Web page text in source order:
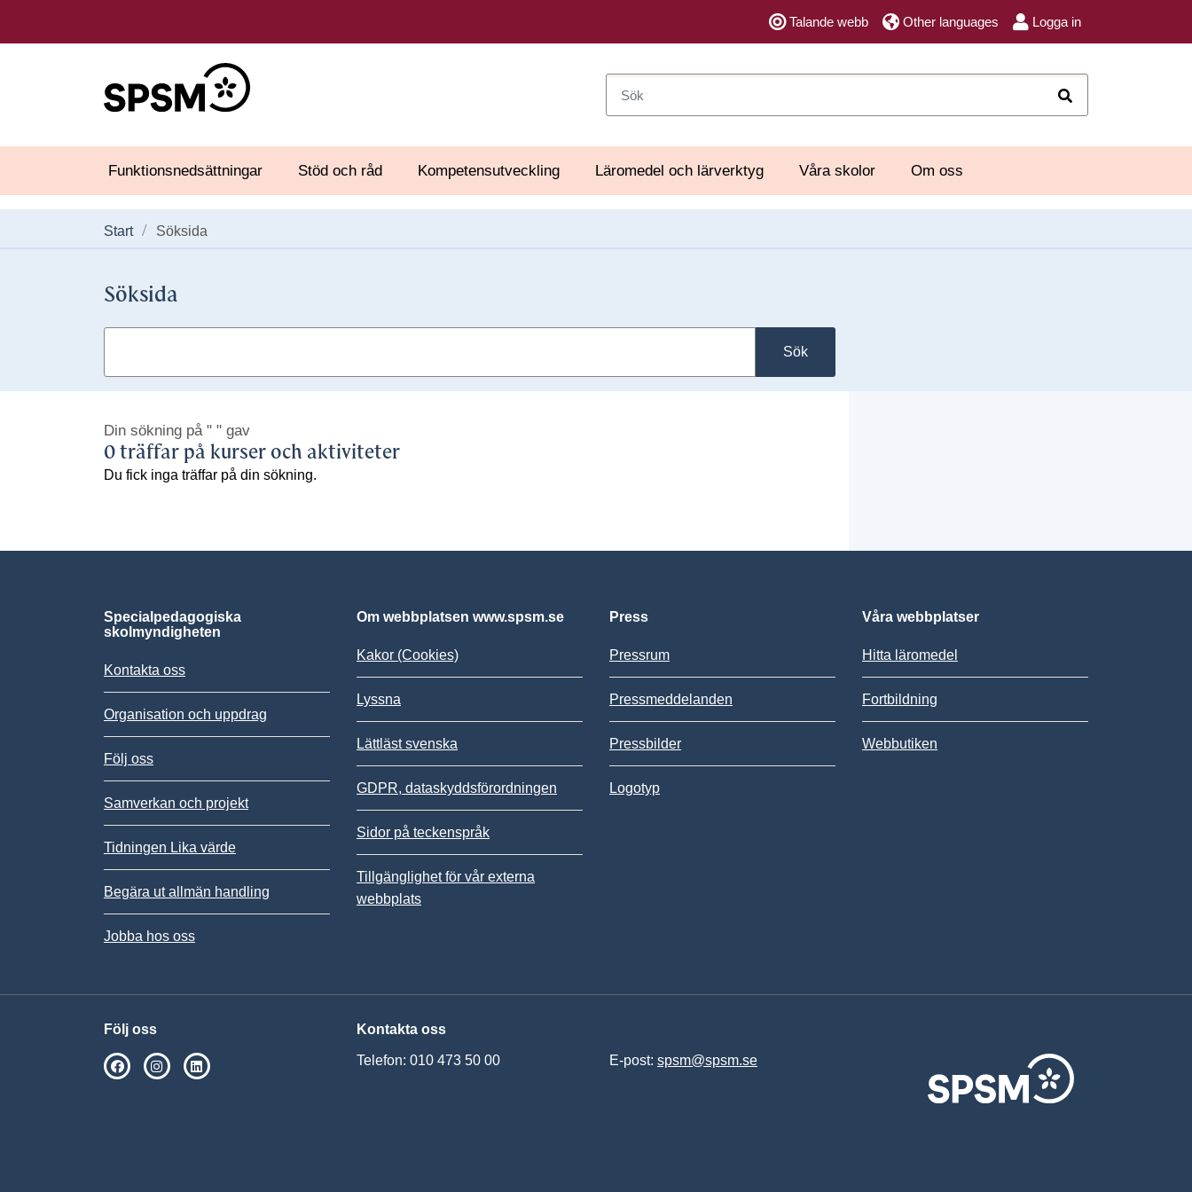
Talande webb Other languages Logga in
Funktionsnedsättningar Stöd och råd Kompetensutveckling Läromedel och lärverktyg Våra skolor Om oss
Start Söksida
Söksida
Sök
Din sökning på " " gav
0 träffar på kurser och aktiviteter
Du fick inga träffar på din sökning.
Specialpedagogiska
skolmyndigheten
Kontakta oss
Organisation och uppdrag
Följ oss
Samverkan och projekt
Tidningen Lika värde
Begära ut allmän handling
Jobba hos oss
Om webbplatsen www.spsm.se
Kakor (Cookies)
Lyssna
Lättläst svenska
GDPR, dataskyddsförordningen
Sidor på teckenspråk
Tillgänglighet för vår externa
webbplats
Press
Pressrum
Pressmeddelanden
Pressbilder
Logotyp
Våra webbplatser
Hitta läromedel
Fortbildning
Webbutiken
Följ oss
SPSM på Facebook
SPSM på Instagram
Kontakta oss
Telefon: 010 473 50 00 E-post: spsm@spsm.se